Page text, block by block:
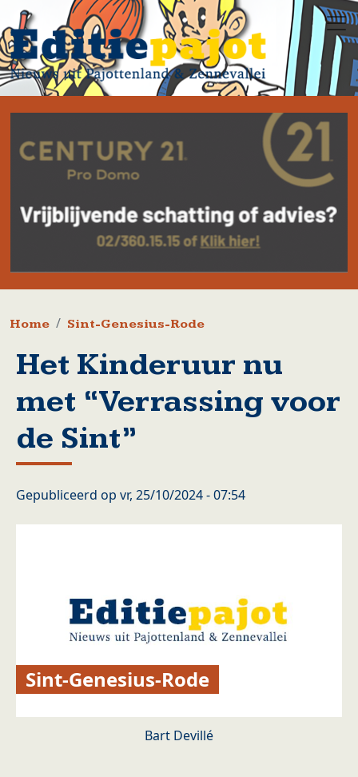
Overslaan en naar de inhoud gaan
Kruimelpad
Home Sint-Genesius-Rode
Het Kinderuur nu
met “Verrassing voor
de Sint”
Gepubliceerd op vr, 25/10/2024 - 07:54
Sint-Genesius-Rode
Bart Devillé